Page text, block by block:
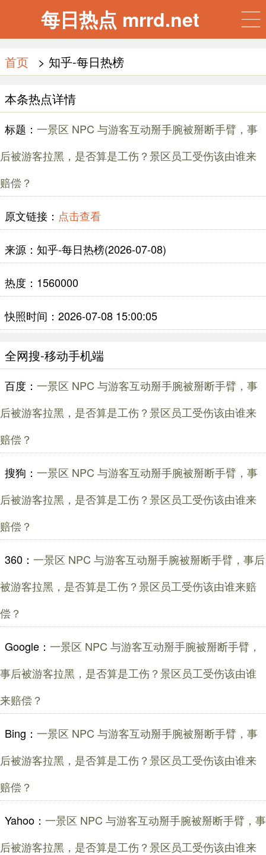
每日热点 mrrd.net
首页 > 知乎-每日热榜
本条热点详情
标题： 一景区 NPC 与游客互动掰手腕被掰断手臂，事
后被游客拉黑，是否算是工伤？景区员工受伤该由谁来
赔偿？
原文链接： 点击查看
来源：知乎-每日热榜(2026-07-08)
热度：1560000
快照时间：2026-07-08 15:00:05
全网搜-移动手机端
百度： 一景区 NPC 与游客互动掰手腕被掰断手臂，事
后被游客拉黑，是否算是工伤？景区员工受伤该由谁来
赔偿？
搜狗： 一景区 NPC 与游客互动掰手腕被掰断手臂，事
后被游客拉黑，是否算是工伤？景区员工受伤该由谁来
赔偿？
360： 一景区 NPC 与游客互动掰手腕被掰断手臂，事后
被游客拉黑，是否算是工伤？景区员工受伤该由谁来赔
偿？
Google： 一景区 NPC 与游客互动掰手腕被掰断手臂，
事后被游客拉黑，是否算是工伤？景区员工受伤该由谁
来赔偿？
Bing： 一景区 NPC 与游客互动掰手腕被掰断手臂，事
后被游客拉黑，是否算是工伤？景区员工受伤该由谁来
赔偿？
Yahoo： 一景区 NPC 与游客互动掰手腕被掰断手臂，事
后被游客拉黑，是否算是工伤？景区员工受伤该由谁来